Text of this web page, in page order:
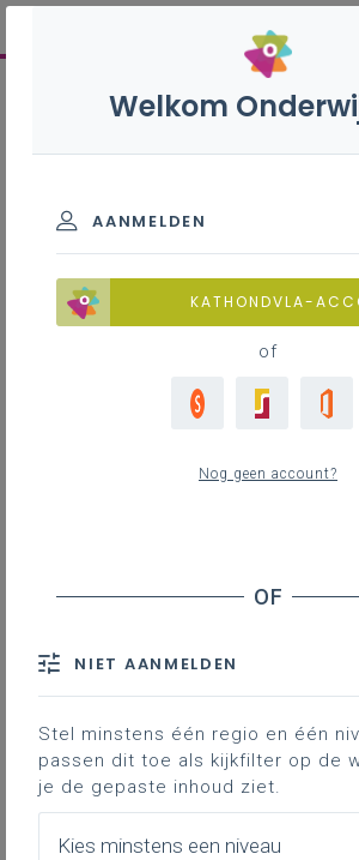
Welkom
AANMELDEN
KATHONDVLA-
of
Nog geen account?
NIET AANMELDEN
Stel minstens één regio en één
passen dit toe als kijkfilter op de
je de gepaste inhoud ziet.
Kies minstens een niveau